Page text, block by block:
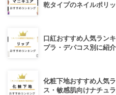
乾タイプのネイルポリ
口紅おすすめ人気ラン
プラ・デパコス別に紹介
化粧下地おすすめ人気
ス・敏感肌向けナチュ